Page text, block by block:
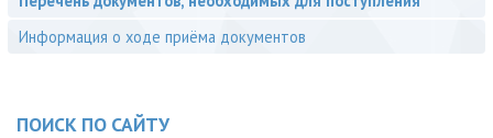
Информация о ходе приёма документов
ПОИСК ПО САЙТУ